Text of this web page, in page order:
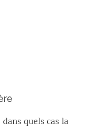
quels cas la